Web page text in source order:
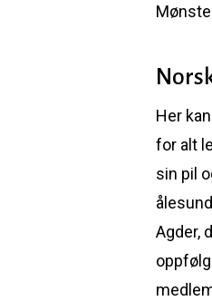
Her
for alt
sin pil
Agder,